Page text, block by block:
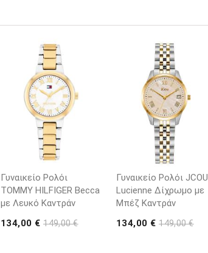
Γυναικείο Ρολόι
TOMMY HILFIGER Becca
με Λευκό Καντράν
134,00 €149,00 €
Γυναικείο Ρολόι JCOU
Lucienne Δίχρωμο με
Μπέζ Καντράν
134,00 €149,00 €